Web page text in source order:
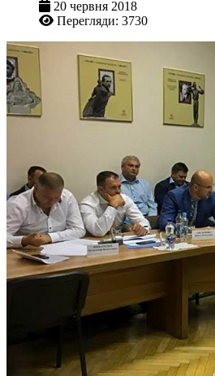
20 червня 2018
Перегляди: 3730